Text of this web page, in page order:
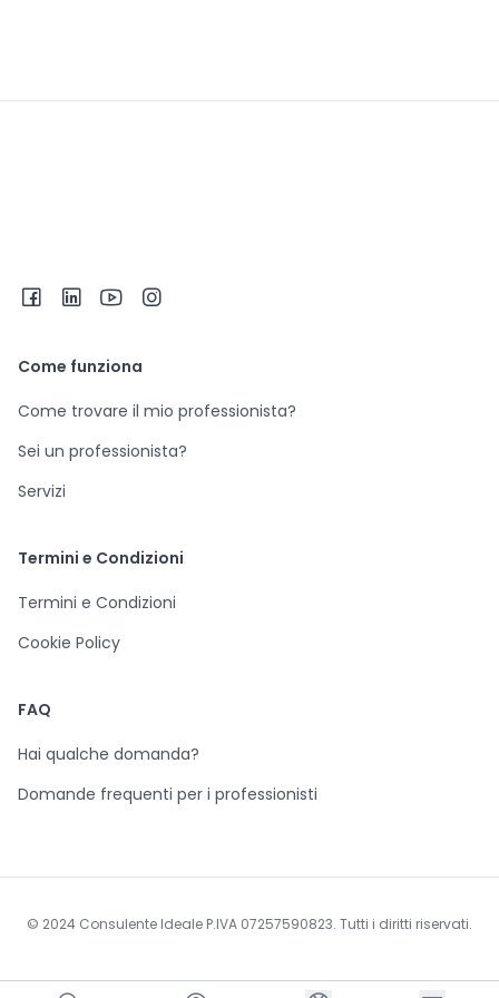
Come funziona
Come trovare il mio professionista?
Sei un professionista?
Servizi
Termini e Condizioni
Termini e Condizioni
Cookie Policy
FAQ
Hai qualche domanda?
Domande frequenti per i professionisti
© 2024 Consulente Ideale P.IVA 07257590823. Tutti i diritti riservati.